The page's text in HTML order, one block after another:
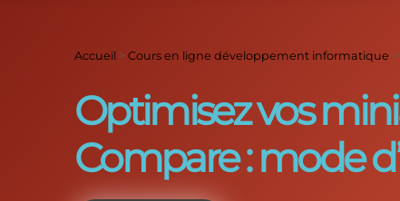
Accueil > Cours en ligne développement informatique >
Optimisez vos
Compare : mode